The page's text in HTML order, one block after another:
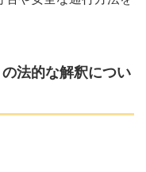
法的な解釈につい